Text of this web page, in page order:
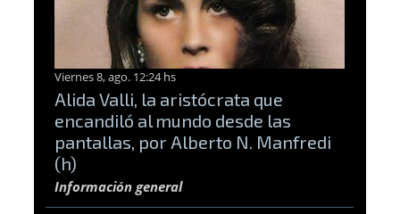
Viernes 8, ago. 12:24 hs
Alida Valli, la aristócrata que
encandiló al mundo desde las
pantallas, por Alberto N. Manfredi
(h)
Información general